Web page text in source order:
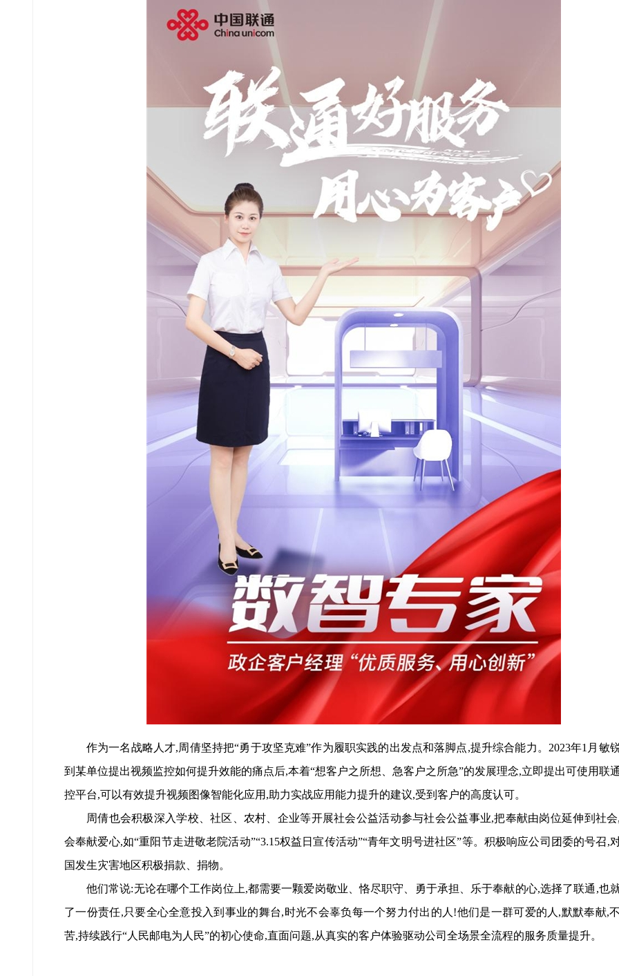
作为一名战略人才,周倩坚持把“勇于攻坚克难”作为履职实践的出发点和落脚点,提升综合能力。2023年1月敏
到某单位提出视频监控如何提升效能的痛点后,本着“想客户之所想、急客户之所急”的发展理念,立即提出可使用联
控平台,可以有效提升视频图像智能化应用,助力实战应用能力提升的建议,受到客户的高度认可。
周倩也会积极深入学校、社区、农村、企业等开展社会公益活动参与社会公益事业,把奉献由岗位延伸到社
会奉献爱心,如“重阳节走进敬老院活动”“3.15权益日宣传活动”“青年文明号进社区”等。积极响应公司团委的号召,
国发生灾害地区积极捐款、捐物。
他们常说:无论在哪个工作岗位上,都需要一颗爱岗敬业、恪尽职守、勇于承担、乐于奉献的心,选择了联通,也
了一份责任,只要全心全意投入到事业的舞台,时光不会辜负每一个努力付出的人!他们是一群可爱的人,默默奉献,
苦,持续践行“人民邮电为人民”的初心使命,直面问题,从真实的客户体验驱动公司全场景全流程的服务质量提升。